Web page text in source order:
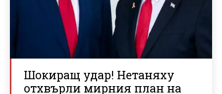
Шокиращ удар! Нетаняху
отхвърли мирния план на